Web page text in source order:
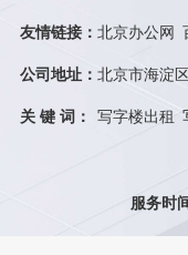
友情链接： 北京办公网
公司地址： 北京市海淀
关 键 词： 写字楼出租
服务时